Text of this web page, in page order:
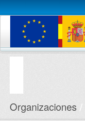
Conjuntos de datos
Organizaciones